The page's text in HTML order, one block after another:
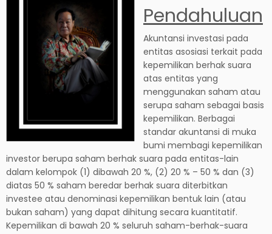
Pendahuluan
Akuntansi investasi pada
entitas asosiasi terkait pada
kepemilikan berhak suara
atas entitas yang
menggunakan saham atau
serupa saham sebagai basis
kepemilikan. Berbagai
standar akuntansi di muka
bumi membagi kepemilikan
investor berupa saham berhak suara pada entitas-lain
dalam kelompok (1) dibawah 20 %, (2) 20 % – 50 % dan (3)
diatas 50 % saham beredar berhak suara diterbitkan
investee atau denominasi kepemilikan bentuk lain (atau
bukan saham) yang dapat dihitung secara kuantitatif.
Kepemilikan di bawah 20 % seluruh saham-berhak-suara